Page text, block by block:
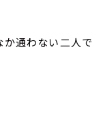
か通わない二人で